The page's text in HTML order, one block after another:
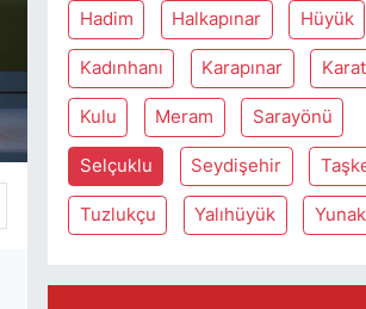
Hadim Halkapınar Hüyük
Kadınhanı Karapınar
Kulu Meram Sarayönü
Selçuklu Seydişehir
Tuzlukçu Yalıhüyük Yunak